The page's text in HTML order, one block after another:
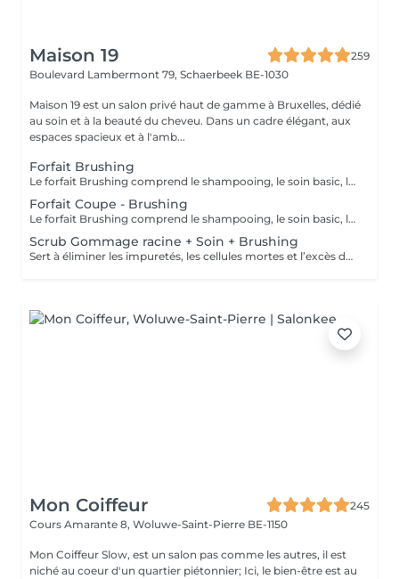
Maison 19
259
Boulevard Lambermont 79, Schaerbeek BE-1030
Maison 19 est un salon privé haut de gamme à Bruxelles, dédié
au soin et à la beauté du cheveu. Dans un cadre élégant, aux
espaces spacieux et à l'amb...
Forfait Brushing
Le forfait Brushing comprend le shampooing, le soin basic, le massage, le brushing, les produits de finition et fixant
Forfait Coupe - Brushing
Le forfait Brushing comprend le shampooing, le soin basic, le massage, la coupe, le brushing, les produits de finition et fixant
Scrub Gommage racine + Soin + Brushing
Sert à éliminer les impuretés, les cellules mortes et l’excès de sébum. Cela permet de désobstruer les follicules pileux, de stimuler la circulation sanguine et de favoriser la santé du cuir chevelu. Il aide également à prévenir les problèmes comme les démangeaisons, les pellicules et l’accumulation de produits. En résumé, un gommage du cuir chevelu améliore la texture et la vitalité des cheveux en créant un environnement plus sain pour leur croissance.
Mon Coiffeur
245
Cours Amarante 8, Woluwe-Saint-Pierre BE-1150
Mon Coiffeur Slow, est un salon pas comme les autres, il est
niché au coeur d'un quartier piétonnier; Ici, le bien-être est au